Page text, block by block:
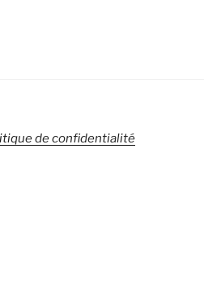
de confidentialité